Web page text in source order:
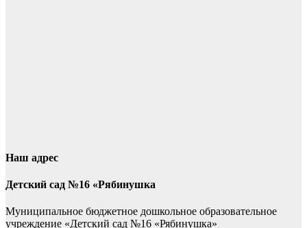
Наш адрес
Детский сад №16 «Рябинушка
Муниципальное бюджетное дошкольное образовательное
учреждение «Детский сад №16 «Рябинушка»